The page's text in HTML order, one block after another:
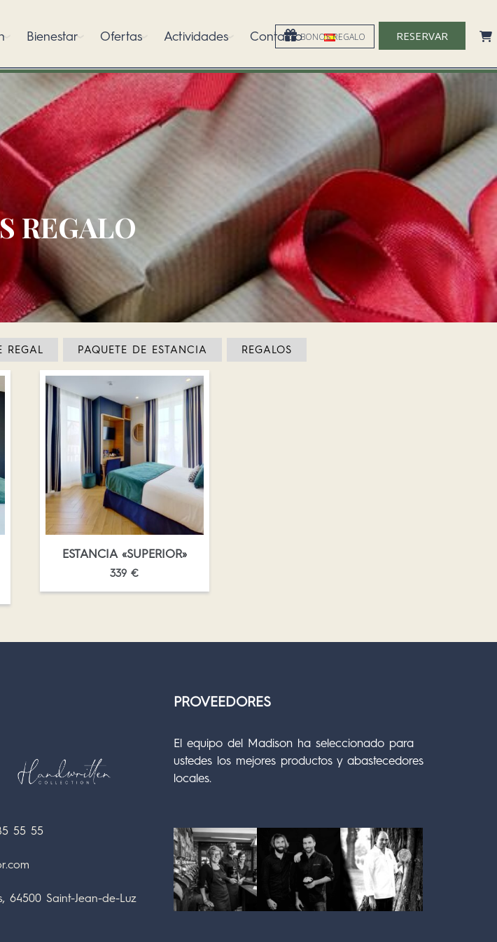
Bienestar Ofertas Actividades ContactoBONOS REGALO RESERVAR
REGALO
REGAL PAQUETE DE ESTANCIA REGALOS
ESTANCIA «SUPERIOR»
339€
55 55
64500 Saint-Jean-de-Luz
PROVEEDORES
El equipo del Madison ha seleccionado para
ustedes los mejores productos y abastecedores
locales.